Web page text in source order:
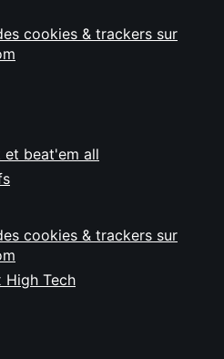
cookies & trackers sur
beat'em all
cookies & trackers sur
High Tech